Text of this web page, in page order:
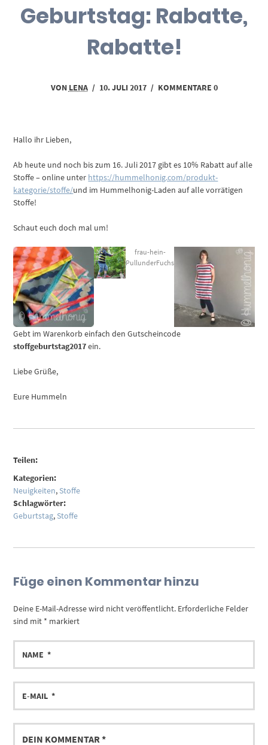
Geburtstag: Rabatte,
Rabatte!
VON LENA / 10. JULI 2017 / KOMMENTARE 0
Hallo ihr Lieben,
Ab heute und noch bis zum 16. Juli 2017 gibt es 10% Rabatt auf alle
Stoffe – online unter https://hummelhonig.com/produkt-
kategorie/stoffe/und im Hummelhonig-Laden auf alle vorrätigen
Stoffe!
Schaut euch doch mal um!
frau-hein-
PullunderFuchs
Gebt im Warenkorb einfach den Gutscheincode
stoffgeburtstag2017ein.
Liebe Grüße,
Eure Hummeln
Teilen:
Kategorien:
Neuigkeiten, Stoffe
Schlagwörter:
Geburtstag, Stoffe
Füge einen Kommentar hinzu
Deine E-Mail-Adresse wird nicht veröffentlicht. Erforderliche Felder
sind mit * markiert
NAME
E-
MAIL
DEIN
KOMMENTAR